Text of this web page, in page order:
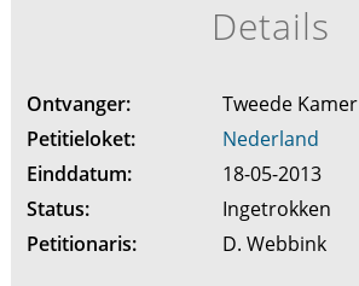
Details
Ontvanger:
Tweede Kamer
Petitieloket:
Nederland
Einddatum:
18-05-2013
Status:
Ingetrokken
Petitionaris:
D. Webbink